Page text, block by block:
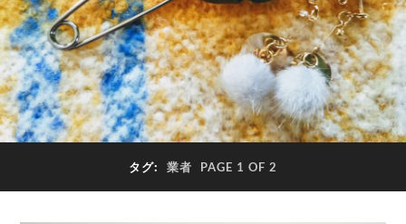
タグ: 業者 PAGE 1 OF 2